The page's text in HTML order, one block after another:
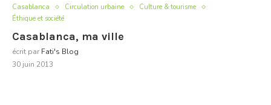
Casablanca Circulation urbaine
Culture & tourisme
Éthique et société
Casablanca, ma ville
écrit par Fati's Blog
30 juin 2013